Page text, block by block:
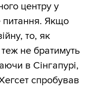
центру у
питання. Якщо
то, як
теж не братимуть
в Сінгапурі,
спробував